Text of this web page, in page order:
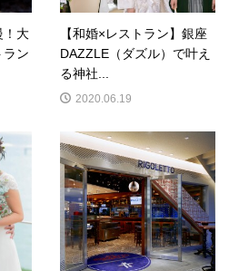
！大
ラン
【和婚×レストラン】銀座
DAZZLE（ダズル）で叶え
る神社...
2020.06.19